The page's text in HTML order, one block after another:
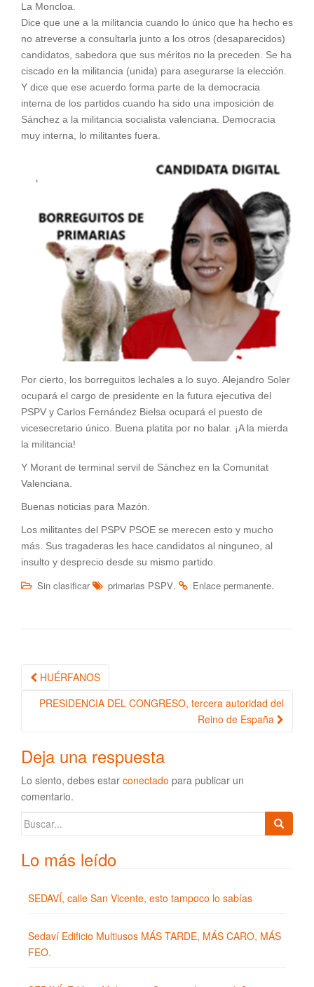
La Moncloa.
Dice que une a la militancia cuando lo único que ha hecho es
no atreverse a consultarla junto a los otros (desaparecidos)
candidatos, sabedora que sus méritos no la preceden. Se ha
ciscado en la militancia (unida) para asegurarse la elección.
Y dice que ese acuerdo forma parte de la democracia
interna de los partidos cuando ha sido una imposición de
Sánchez a la militancia socialista valenciana. Democracia
muy interna, lo militantes fuera.
Por cierto, los borreguitos lechales a lo suyo. Alejandro Soler
ocupará el cargo de presidente en la futura ejecutiva del
PSPV y Carlos Fernández Bielsa ocupará el puesto de
vicesecretario único. Buena platita por no balar. ¡A la mierda
la militancia!
Y Morant de terminal servil de Sánchez en la Comunitat
Valenciana.
Buenas noticias para Mazón.
Los militantes del PSPV PSOE se merecen esto y mucho
más. Sus tragaderas les hace candidatos al ninguneo, al
insulto y desprecio desde su mismo partido.
Sin clasificar primarias PSPV. Enlace permanente.
Navegación de la entrada
HUÉRFANOS
PRESIDENCIA DEL CONGRESO, tercera autoridad del
Reino de España
Deja una respuesta
Lo siento, debes estar conectado para publicar un
comentario.
Buscar:
Lo más leído
SEDAVÍ, calle San Vicente, esto tampoco lo sabías
Sedaví Edificio Multiusos MÁS TARDE, MÁS CARO, MÁS
FEO.